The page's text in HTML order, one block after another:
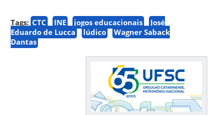
Tags: CTC INE jogos educacionais
José
Eduardo de Lucca
lúdico
Wagner Saback
Dantas